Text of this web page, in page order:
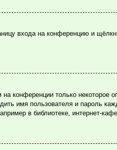
входа на конференцию и
конференции только некоторое
имя пользователя и пароль
в библиотеке, интернет-